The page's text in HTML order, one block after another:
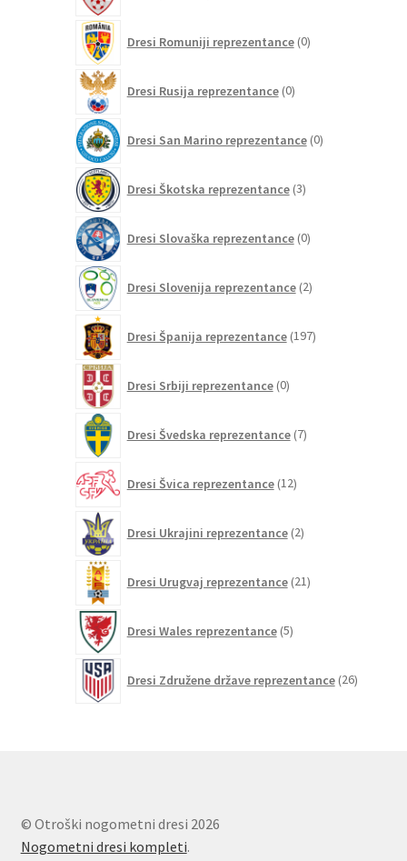
Dresi Romuniji reprezentance 0izdelkov
Dresi Rusija reprezentance 0izdelkov
Dresi San Marino reprezentance 0izdelkov
Dresi Škotska reprezentance 3izdelki
Dresi Slovaška reprezentance 0izdelkov
Dresi Slovenija reprezentance 2izdelka
Dresi Španija reprezentance 197izdelkov
Dresi Srbiji reprezentance 0izdelkov
Dresi Švedska reprezentance 7izdelkov
Dresi Švica reprezentance 12izdelkov
Dresi Ukrajini reprezentance 2izdelka
Dresi Urugvaj reprezentance 21izdelkov
Dresi Wales reprezentance 5izdelkov
Dresi Združene države reprezentance 26izdelkov
© Otroški nogometni dresi 2026
Nogometni dresi kompleti.